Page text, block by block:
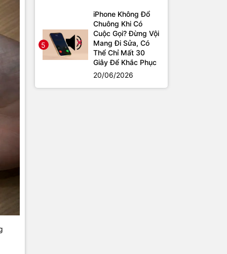
5
iPhone Không Đổ
Chuông Khi Có
Cuộc Gọi? Đừng Vội
Mang Đi Sửa, Có
Thể Chỉ Mất 30
Giây Để Khắc Phục
20/06/2026